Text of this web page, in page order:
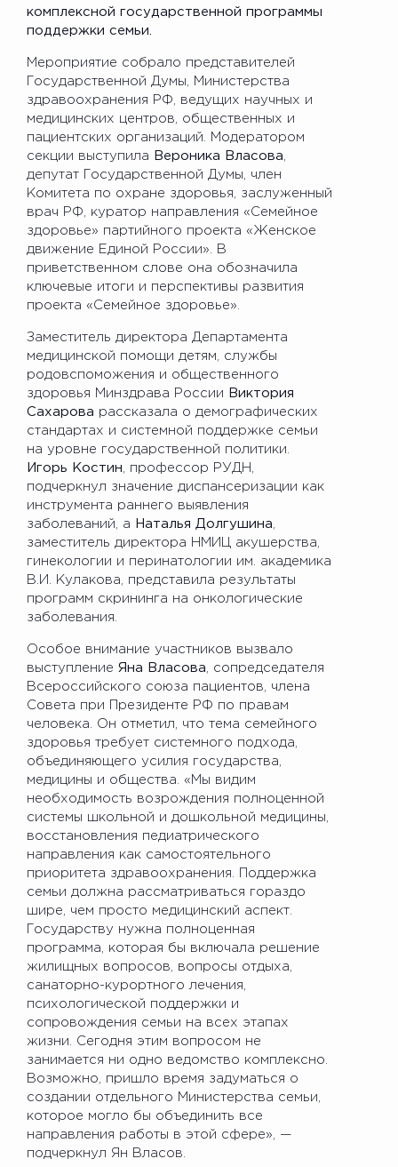
комплексной государственной программы
поддержки семьи.
Мероприятие собрало представителей
Государственной Думы, Министерства
здравоохранения РФ, ведущих научных и
медицинских центров, общественных и
пациентских организаций. Модератором
секции выступила
Вероника Власова
депутат Государственной Думы, член
Комитета по охране здоровья, заслуженный
врач РФ, куратор направления «Семейное
здоровье» партийного проекта «Женское
движение Единой России». В
приветственном слове она обозначила
ключевые итоги и перспективы развития
проекта «Семейное здоровье».
Заместитель директора Департамента
медицинской помощи детям, службы
родовспоможения и общественного
здоровья Минздрава России
Виктория
Сахарова рассказала о демографических
стандартах и системной поддержке семьи
на уровне государственной политики.
Игорь Костин , профессор РУДН,
подчеркнул значение диспансеризации как
инструмента раннего выявления
заболеваний, а
Наталья Долгушина
заместитель директора НМИЦ акушерства,
гинекологии и перинатологии им. академика
В.И. Кулакова, представила результаты
программ скрининга на онкологические
заболевания.
Особое внимание участников вызвало
выступление Яна Власова , сопредседателя
Всероссийского союза пациентов, члена
Совета при Президенте РФ по правам
человека. Он отметил, что тема семейного
здоровья требует системного подхода,
объединяющего усилия государства,
медицины и общества. «Мы видим
необходимость возрождения полноценной
системы школьной и дошкольной медицины,
восстановления педиатрического
направления как самостоятельного
приоритета здравоохранения. Поддержка
семьи должна рассматриваться гораздо
шире, чем просто медицинский аспект.
Государству нужна полноценная
программа, которая бы включала решение
жилищных вопросов, вопросы отдыха,
санаторно-курортного лечения,
психологической поддержки и
сопровождения семьи на всех этапах
жизни. Сегодня этим вопросом не
занимается ни одно ведомство комплексно.
Возможно, пришло время задуматься о
создании отдельного Министерства семьи,
которое могло бы объединить все
направления работы в этой сфере», —
подчеркнул Ян Власов.